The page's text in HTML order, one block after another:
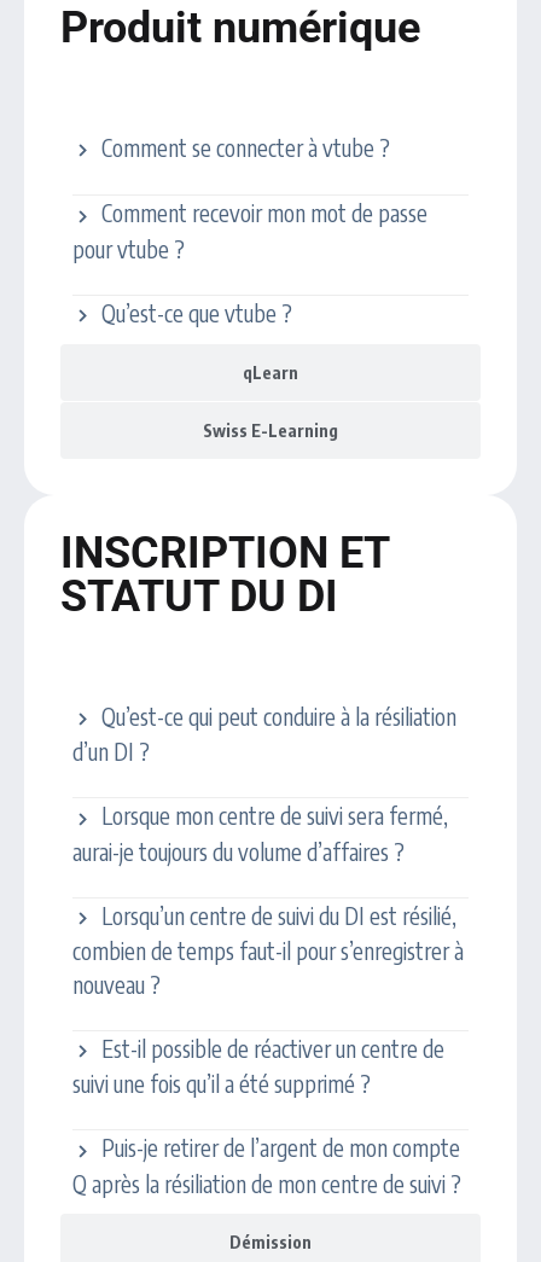
Produit numérique
qLearn
Swiss E-Learning
Comment se connecter à vtube ?
Comment recevoir mon mot de passe
pour vtube ?
Qu’est-ce que vtube ?
INSCRIPTION ET
STATUT DU DI
Démission
Qu’est-ce qui peut conduire à la résiliation
d’un DI ?
Lorsque mon centre de suivi sera fermé,
aurai-je toujours du volume d’affaires ?
Lorsqu’un centre de suivi du DI est résilié,
combien de temps faut-il pour s’enregistrer à
nouveau ?
Est-il possible de réactiver un centre de
suivi une fois qu’il a été supprimé ?
Puis-je retirer de l’argent de mon compte
Q après la résiliation de mon centre de suivi ?